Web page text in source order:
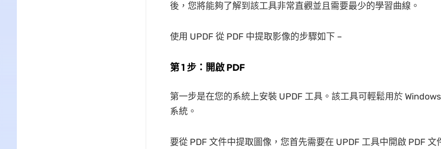
後，您將能夠了解到該工具非常直觀並且需要最少的學習曲線。
使用 UPDF 從 PDF 中提取影像的步驟如下 –
第 1 步：開啟 PDF
第一步是在您的系統上安裝 UPDF 工具。該工具可輕鬆用於
系統。
要從 PDF 文件中提取圖像，您首先需要在 UPDF 工具中開啟 PDF 文